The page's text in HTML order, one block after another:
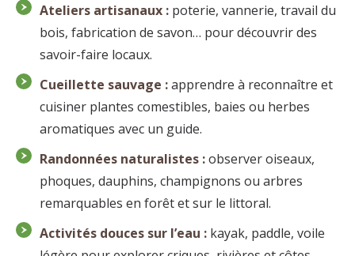
Ateliers artisanaux : poterie, vannerie, travail du
bois, fabrication de savon… pour découvrir des
savoir-faire locaux.
Cueillette sauvage :apprendre à reconnaître et
cuisiner plantes comestibles, baies ou herbes
aromatiques avec un guide.
Randonnées naturalistes :observer oiseaux,
phoques, dauphins, champignons ou arbres
remarquables en forêt et sur le littoral.
Activités douces sur l’eau : kayak, paddle, voile